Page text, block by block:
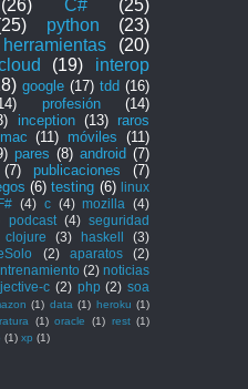
(26) C#
(25)
python
(23)
herramientas
(20)
(19)
interop
google (17) tdd (16)
profesión
(14)
inception (13)
raros
mac (11) móviles
(11)
pares (8) android (7)
(7) publicaciones
(7)
(6) testing (6) linux
(4) c (4) mozilla
(4)
podcast (4) seguridad
clojure (3) haskell
(3)
(2) aparatos
(2)
(2) noticias
c (2) php (2) soa
(1) data (1) heroku (1)
(1) oracle (1) rest (1)
(1) xp (1)